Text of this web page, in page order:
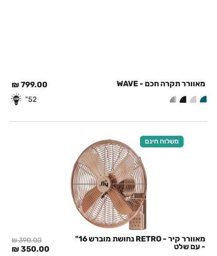
מאוורר תקרה חכם - WAVE 799.00
₪
52"
משלוח חינם
מאוורר קיר - RETRO נחושת מוברש 16"
- עם שלט
390.00
₪
המחיר
350.00
₪